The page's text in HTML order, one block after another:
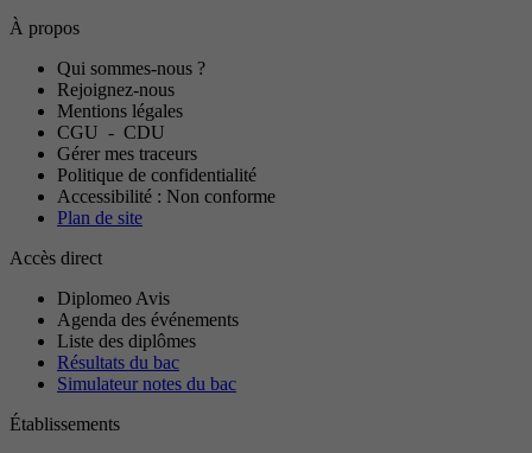
À propos
Qui sommes-nous ?
Rejoignez-nous
Mentions légales
CGU - CDU
Gérer mes traceurs
Politique de confidentialité
Accessibilité : Non conforme
Plan de site
Accès direct
Diplomeo Avis
Agenda des événements
Liste des diplômes
Résultats du bac
Simulateur notes du bac
Établissements